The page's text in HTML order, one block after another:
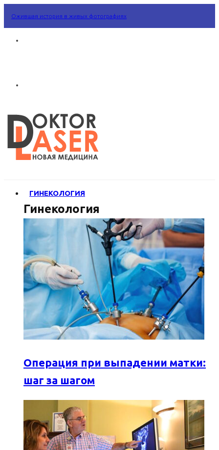
Ожившая история в живых фотографиях
ГИНЕКОЛОГИЯ
Гинекология
Операция при выпадении матки:
шаг за шагом